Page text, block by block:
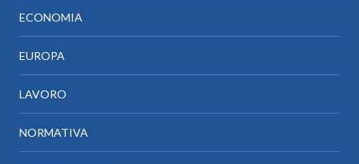
ECONOMIA
EUROPA
LAVORO
NORMATIVA